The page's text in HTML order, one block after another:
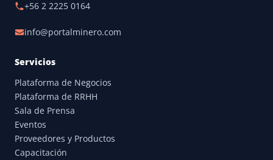
+56 2 2225 0164
info@portalminero.com
Servicios
Plataforma de Negocios
Plataforma de RRHH
Sala de Prensa
Eventos
Proveedores y Productos
Capacitación